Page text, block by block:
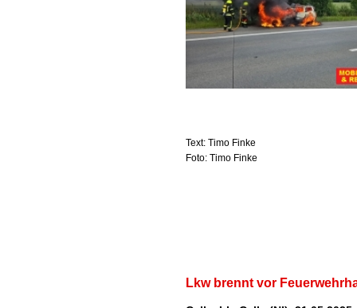
Text: Timo Finke
Foto: Timo Finke
Lkw brennt vor